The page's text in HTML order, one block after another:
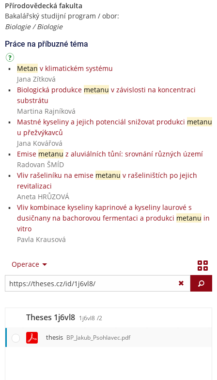
Přírodovědecká fakulta
Bakalářský studijní program / obor:
Biologie / Biologie
Práce na příbuzné téma
Metan v klimatickém systému
Jana Zítková
Biologická produkce metanu v závislosti na koncentraci
substrátu
Martina Rajníková
Mastné kyseliny a jejich potenciál snižovat produkci metanu
u přežvýkavců
Jana Kovářová
Emise metanu z aluviálních tůní: srovnání různých území
Radovan ŠMÍD
Vliv rašeliníku na emise metanu v rašeliništích po jejich
revitalizaci
Aneta HRŮZOVÁ
Vliv kombinace kyseliny kaprinové a kyseliny laurové s
dusičnany na bachorovou fermentaci a produkci metanu in
vitro
Pavla Krausová
Operace
Theses 1j6vl8 1j6vl8 /2
thesis BP_Jakub_Psohlavec.pdf